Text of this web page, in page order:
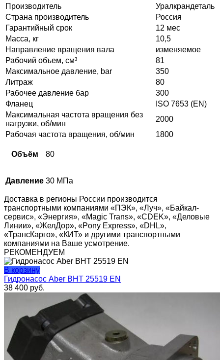
Производитель
Уралкрандеталь
Страна производитель
Россия
Гарантийный срок
12 мес
Масса, кг
10,5
Направление вращения вала
изменяемое
Рабочий объем, см³
81
Максимальное давление, bar
350
Литраж
80
Рабочее давление бар
300
Фланец
ISO 7653 (EN)
Максимальная частота вращения без
нагрузки, об/мин
2000
Рабочая частота вращения, об/мин
1800
Объём 80
Давление 30 МПа
Доставка в регионы России производится
транспортными компаниями «ПЭК», «Луч», «Байкал-
сервис», «Энергия», «Magic Trans», «CDEK», «Деловые
Линии», «ЖелДор», «Pony Express», «DHL»,
«ТрансКарго», «КИТ» и другими транспортными
компаниями на Ваше усмотрение.
РЕКОМЕНДУЕМ
В корзину
Гидронасос Aber BHT 25519 EN
38 400 руб.